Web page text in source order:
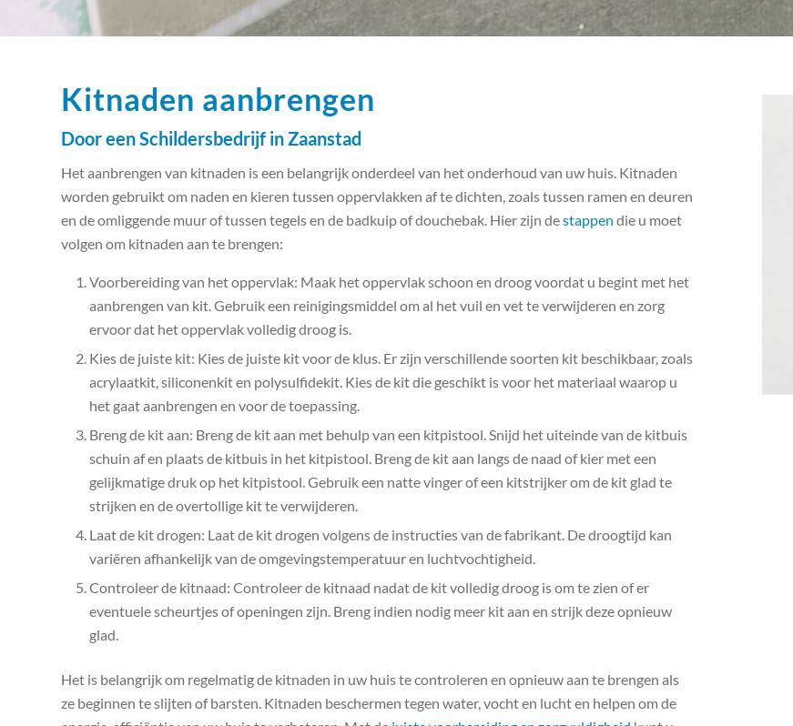
Kitnaden aanbrengen
Door een Schildersbedrijf in Zaanstad
Het aanbrengen van kitnaden is een belangrijk onderdeel van het onderhoud van uw huis. Kitnaden
worden gebruikt om naden en kieren tussen oppervlakken af te dichten, zoals tussen ramen en deuren
en de omliggende muur of tussen tegels en de badkuip of douchebak. Hier zijn destappen die u moet
volgen om kitnaden aan te brengen:
Voorbereiding van het oppervlak: Maak het oppervlak schoon en droog voordat u begint met het
aanbrengen van kit. Gebruik een reinigingsmiddel om al het vuil en vet te verwijderen en zorg
ervoor dat het oppervlak volledig droog is.
Kies de juiste kit: Kies de juiste kit voor de klus. Er zijn verschillende soorten kit beschikbaar, zoals
acrylaatkit, siliconenkit en polysulfidekit. Kies de kit die geschikt is voor het materiaal waarop u
het gaat aanbrengen en voor de toepassing.
Breng de kit aan: Breng de kit aan met behulp van een kitpistool. Snijd het uiteinde van de kitbuis
schuin af en plaats de kitbuis in het kitpistool. Breng de kit aan langs de naad of kier met een
gelijkmatige druk op het kitpistool. Gebruik een natte vinger of een kitstrijker om de kit glad te
strijken en de overtollige kit te verwijderen.
Laat de kit drogen: Laat de kit drogen volgens de instructies van de fabrikant. De droogtijd kan
variëren afhankelijk van de omgevingstemperatuur en luchtvochtigheid.
Controleer de kitnaad: Controleer de kitnaad nadat de kit volledig droog is om te zien of er
eventuele scheurtjes of openingen zijn. Breng indien nodig meer kit aan en strijk deze opnieuw
glad.
Het is belangrijk om regelmatig de kitnaden in uw huis te controleren en opnieuw aan te brengen als
ze beginnen te slijten of barsten. Kitnaden beschermen tegen water, vocht en lucht en helpen om de